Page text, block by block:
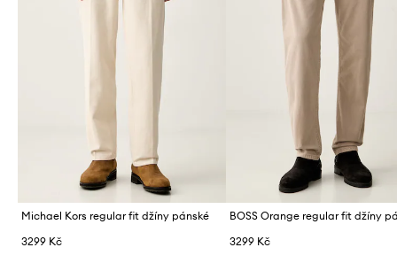
Michael Kors regular fit džíny pánské
3299 Kč
3299 Kč